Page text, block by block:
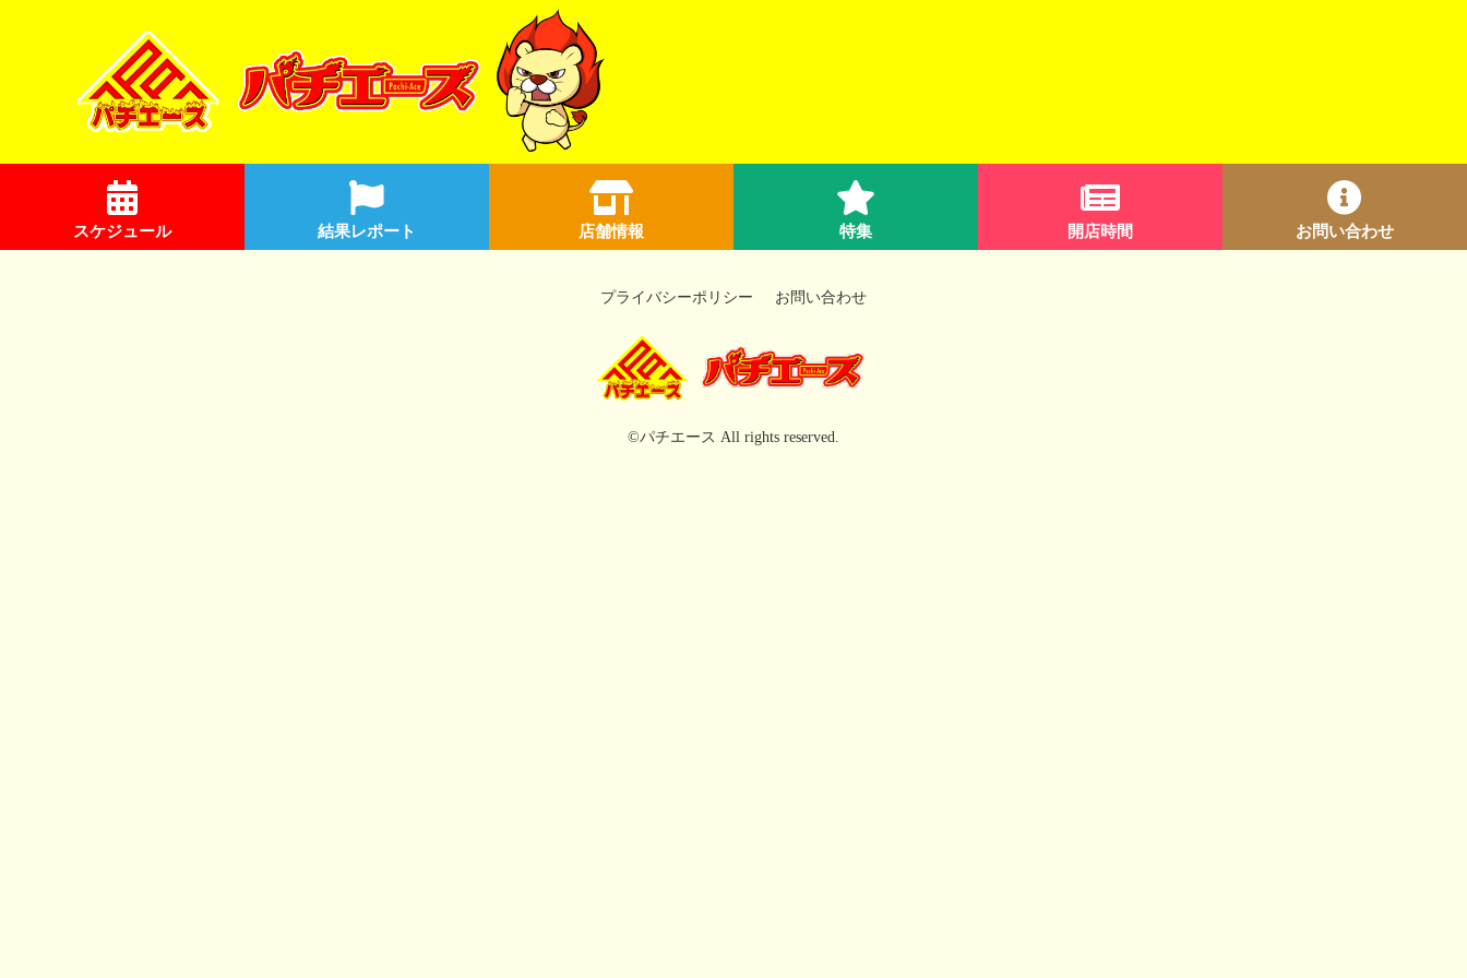
スケジュール 結果レポート 店舗情報 特集 開店時間 お問い合わせ
プライバシーポリシー お問い合わせ
©パチエース All rights reserved.